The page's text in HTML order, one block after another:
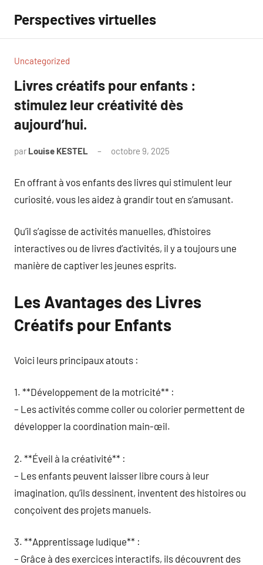
contenu
Perspectives virtuelles
Uncategorized
Livres créatifs pour enfants :
stimulez leur créativité dès
aujourd’hui.
par Louise KESTEL octobre 9, 2025
En offrant à vos enfants des livres qui stimulent leur
curiosité, vous les aidez à grandir tout en s’amusant.
Qu’il s’agisse de activités manuelles, d’histoires
interactives ou de livres d’activités, il y a toujours une
manière de captiver les jeunes esprits.
Les Avantages des Livres
Créatifs pour Enfants
Voici leurs principaux atouts :
1. **Développement de la motricité** :
– Les activités comme coller ou colorier permettent de
développer la coordination main-œil.
2. **Éveil à la créativité** :
– Les enfants peuvent laisser libre cours à leur
imagination, qu’ils dessinent, inventent des histoires ou
conçoivent des projets manuels.
3. **Apprentissage ludique** :
– Grâce à des exercices interactifs, ils découvrent des